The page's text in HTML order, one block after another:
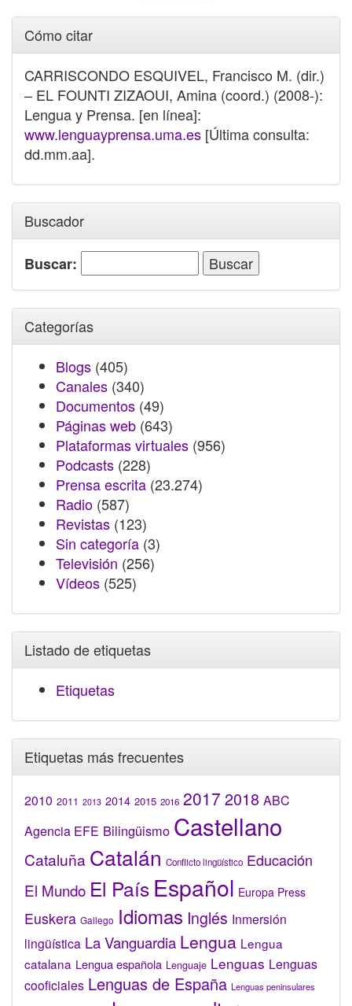
Cómo citar
CARRISCONDO ESQUIVEL, Francisco M. (dir.)
– EL FOUNTI ZIZAOUI, Amina (coord.) (2008-):
Lengua y Prensa. [en línea]:
www.lenguayprensa.uma.es [Última consulta:
dd.mm.aa].
Buscador
Buscar:
Categorías
Blogs (405)
Canales (340)
Documentos (49)
Páginas web (643)
Plataformas virtuales (956)
Podcasts (228)
Prensa escrita (23.274)
Radio (587)
Revistas (123)
Sin categoría (3)
Televisión (256)
Vídeos (525)
Listado de etiquetas
Etiquetas
Etiquetas más frecuentes
2010 2011 2013 2014 2015 2016 2017 2018 ABC
Agencia EFE Bilingüismo Castellano
Cataluña Catalán Conflicto lingüístico Educación
El Mundo El País Español Europa Press
Euskera Gallego Idiomas Inglés Inmersión
lingüística La Vanguardia Lengua Lengua
catalana Lengua española Lenguaje Lenguas Lenguas
cooficiales Lenguas de España Lenguas peninsulares